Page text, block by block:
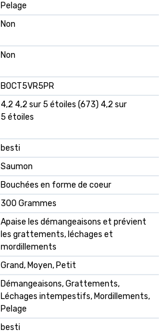
Pelage
‎Non
‎Non
B0CT5VR5PR
4,2 4,2 sur 5 étoiles (673) 4,2 sur
5 étoiles
besti
Saumon
Bouchées en forme de coeur
300 Grammes
Apaise les démangeaisons et prévient
les grattements, léchages et
mordillements
Grand, Moyen, Petit
Démangeaisons, Grattements,
Léchages intempestifs, Mordillements,
Pelage
besti